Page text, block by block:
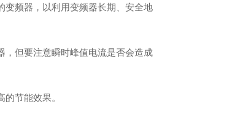
变频器，以利用变频器长期、安全地
，但要注意瞬时峰值电流是否会造成
节能效果。